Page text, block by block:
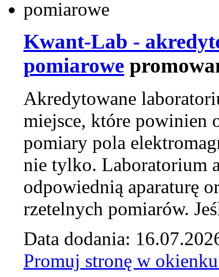
Kwant-Lab -
pomiarowe
Akredytowane
miejsce, które powinien
pomiary pola
nie tylko. Laboratorium
odpowiednią aparaturę
rzetelnych pomiarów.
Data dodania:
Promuj stronę w